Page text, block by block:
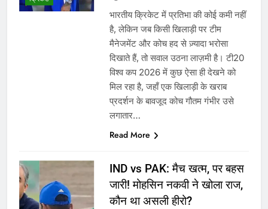
भारतीय क्रिकेट में प्रतिभा की कोई कमी नहीं
है, लेकिन जब किसी खिलाड़ी पर टीम
मैनेजमेंट और कोच हद से ज़्यादा भरोसा
दिखाते हैं, तो सवाल उठना लाज़मी है। टी20
विश्व कप 2026 में कुछ ऐसा ही देखने को
मिल रहा है, जहाँ एक खिलाड़ी के खराब
प्रदर्शन के बावजूद कोच गौतम गंभीर उसे
लगातार…
Read More
IND vs PAK: मैच खत्म, पर बहस
जारी! मोहसिन नकवी ने खोला राज,
कौन था असली हीरो?